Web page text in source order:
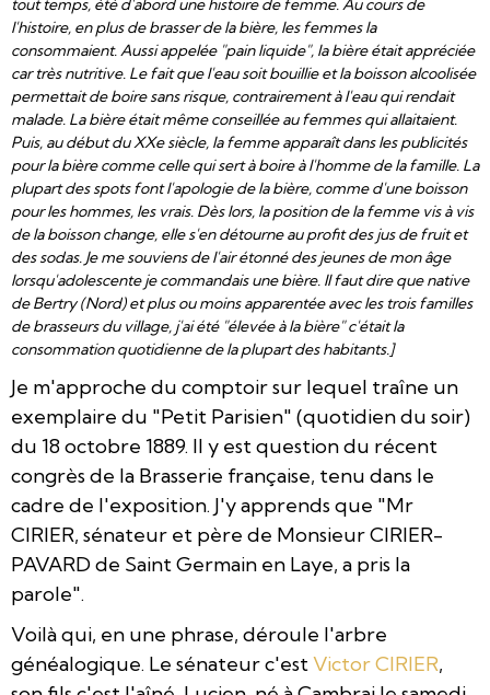
tout temps, été d'abord une histoire de femme. Au cours de
l'histoire, en plus de brasser de la bière, les femmes la
consommaient. Aussi appelée "pain liquide", la bière était appréciée
car très nutritive. Le fait que l'eau soit bouillie et la boisson alcoolisée
permettait de boire sans risque, contrairement à l'eau qui rendait
malade. La bière était même conseillée au femmes qui allaitaient.
Puis, au début du XXe siècle, la femme apparaît dans les publicités
pour la bière comme celle qui sert à boire à l'homme de la famille. La
plupart des spots font l'apologie de la bière, comme d'une boisson
pour les hommes, les vrais. Dès lors, la position de la femme vis à vis
de la boisson change, elle s'en détourne au profit des jus de fruit et
des sodas. Je me souviens de l'air étonné des jeunes de mon âge
lorsqu'adolescente je commandais une bière. Il faut dire que native
de Bertry (Nord) et plus ou moins apparentée avec les trois familles
de brasseurs du village, j'ai été "élevée à la bière" c'était la
consommation quotidienne de la plupart des habitants.]
Je m'approche du comptoir sur lequel traîne un
exemplaire du "Petit Parisien" (quotidien du soir)
du 18 octobre 1889. Il y est question du récent
congrès de la Brasserie française, tenu dans le
cadre de l'exposition. J'y apprends que "Mr
CIRIER, sénateur et père de Monsieur CIRIER-
PAVARD de Saint Germain en Laye, a pris la
parole".
Voilà qui, en une phrase, déroule l'arbre
généalogique. Le sénateur c'estVictor CIRIER,